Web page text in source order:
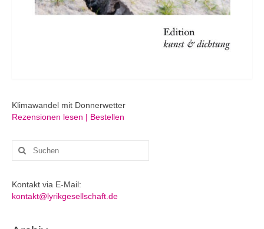
Klimawandel mit Donnerwetter
Rezensionen lesen | Bestellen
Suchen
nach:
Kontakt via E-Mail:
kontakt@lyrikgesellschaft.de